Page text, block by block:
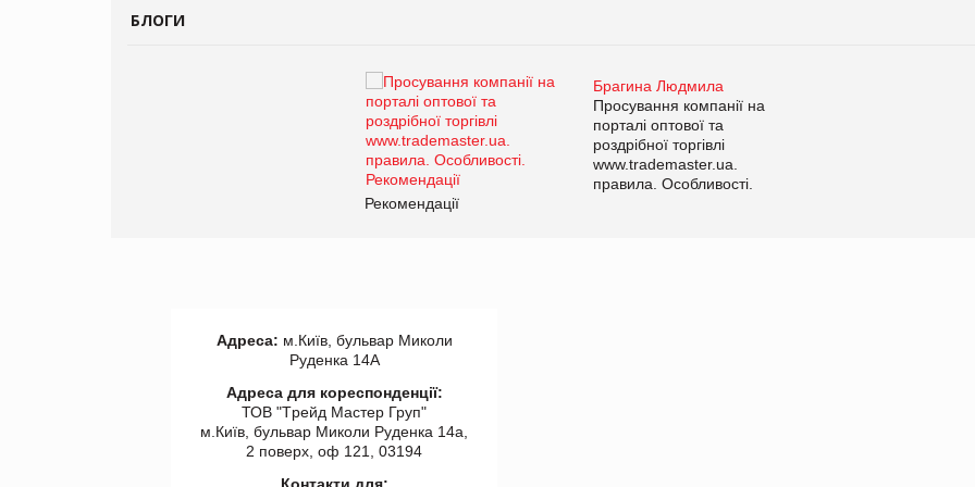
БЛОГИ
Брагина Людмила
Просування компанії на
порталі оптової та
роздрібної торгівлі
www.trademaster.ua.
правила. Особливості.
Рекомендації
Адреса: м.Київ, бульвар Миколи
Руденка 14А
Адреса для кореспонденції:
ТОВ "Tрейд Мастер Груп"
м.Київ, бульвар Миколи Руденка 14а,
2 поверх, оф 121, 03194